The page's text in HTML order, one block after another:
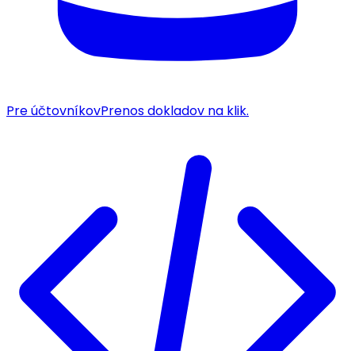
Pre účtovníkovPrenos dokladov na klik.